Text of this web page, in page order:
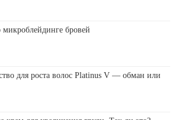
микроблейдинге бровей
для роста волос Platinus V — обман или